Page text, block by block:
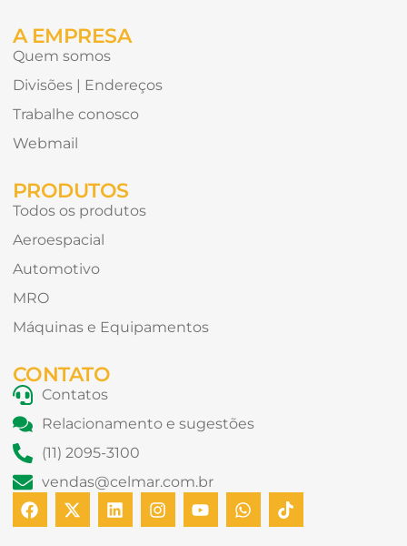
A EMPRESA
Quem somos
Divisões | Endereços
Trabalhe conosco
Webmail
PRODUTOS
Todos os produtos
Aeroespacial
Automotivo
MRO
Máquinas e Equipamentos
CONTATO
Contatos
Relacionamento e sugestões
(11) 2095-3100
vendas@celmar.com.br
F
a
X
-
L
i
I
n
Y
o
W
h
T
i